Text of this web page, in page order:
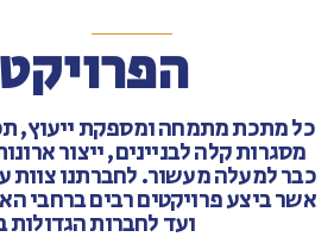
מתכת מתמחה ומספקת ייעוץ,
מסגרות קלה לבניינים, ייצור
למעלה מעשור. לחברתנו צוות
ביצע פרויקטים רבים ברחבי
ועד לחברות הגדולות